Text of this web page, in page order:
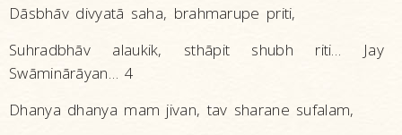
Dāsbhāv divyatā saha, brahmarupe priti,
Suhradbhāv alaukik, sthāpit shubh riti… Jay
Swāminārāyan… 4
Dhanya dhanya mam jivan, tav sharane sufalam,